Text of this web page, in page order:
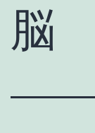
脳